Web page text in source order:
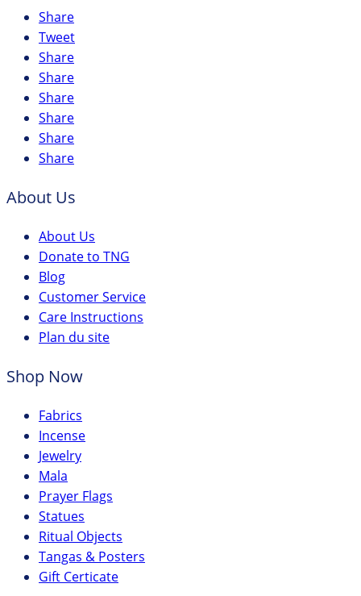
Share
Tweet
Share
Share
Share
Share
Share
Share
About Us
About Us
Donate to TNG
Blog
Customer Service
Care Instructions
Plan du site
Shop Now
Fabrics
Incense
Jewelry
Mala
Prayer Flags
Statues
Ritual Objects
Tangas & Posters
Gift Certicate